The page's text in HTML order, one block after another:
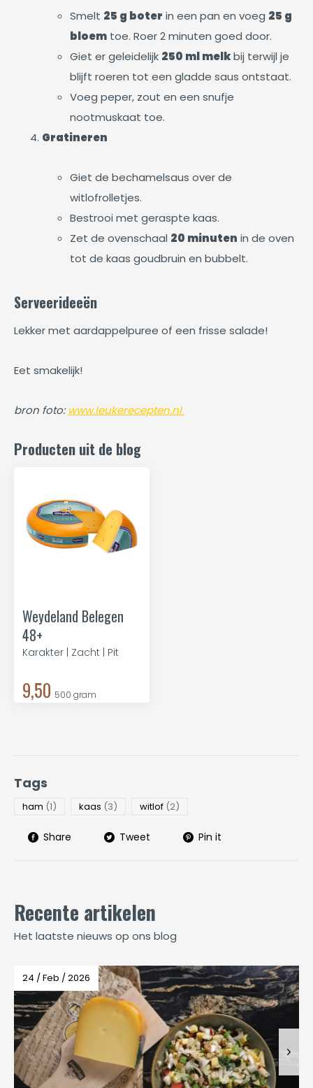
Smelt 25 g boter in een pan en voeg 25 g
bloem toe. Roer 2 minuten goed door.
Giet er geleidelijk 250 ml melkbij terwijl je
blijft roeren tot een gladde saus ontstaat.
Voeg peper, zout en een snufje
nootmuskaat toe.
Gratineren
Giet de bechamelsaus over de
witlofrolletjes.
Bestrooi met geraspte kaas.
Zet de ovenschaal 20 minuten in de oven
tot de kaas goudbruin en bubbelt.
Serveerideeën
Lekker met aardappelpuree of een frisse salade!
Eet smakelijk!
bron foto:www.leukerecepten.nl
Producten uit de blog
Weydeland Belegen
48+
Karakter | Zacht | Pit
9,50 500 gram
Tags
ham (1) kaas (3) witlof (2)
Share Tweet Pin it
Recente artikelen
Het laatste nieuws op ons blog
24 / Feb / 2026